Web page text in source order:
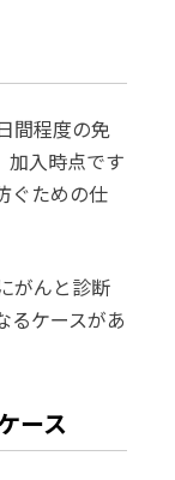
間程度の免
加入時点です
ぐための仕
がんと診断
るケースがあ
ース